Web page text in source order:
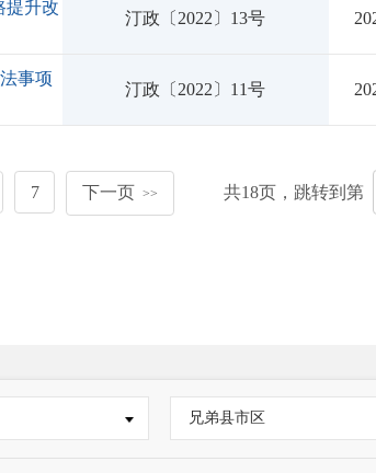
提升改
汀政〔2022〕13号
事项
汀政〔2022〕11号
7 下一页 >> 共18页，跳转到第
兄弟县市区